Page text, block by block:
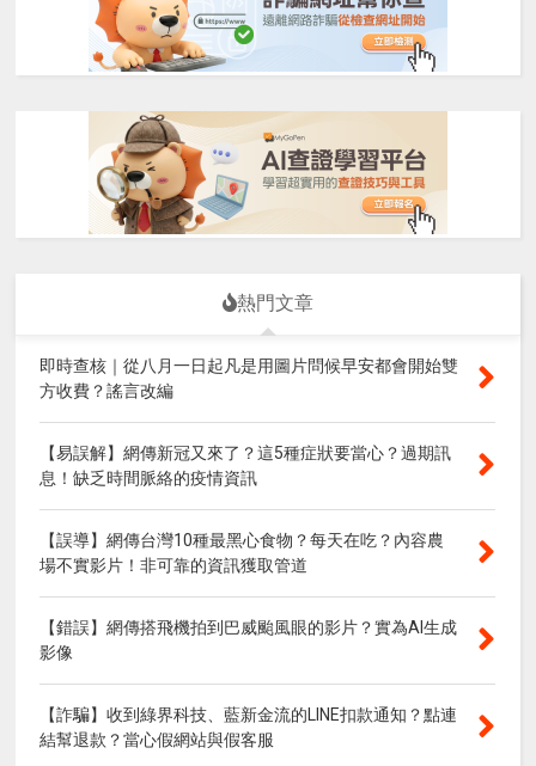
熱門文章
即時查核｜從八月一日起凡是用圖片問候早安都會開始雙
方收費？謠言改編
【易誤解】網傳新冠又來了？這5種症狀要當心？過期訊
息！缺乏時間脈絡的疫情資訊
【誤導】網傳台灣10種最黑心食物？每天在吃？內容農
場不實影片！非可靠的資訊獲取管道
【錯誤】網傳搭飛機拍到巴威颱風眼的影片？實為AI生成
影像
【詐騙】收到綠界科技、藍新金流的LINE扣款通知？點連
結幫退款？當心假網站與假客服